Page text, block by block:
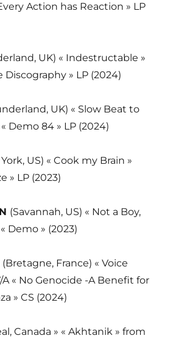
Action has Reaction » LP
UK) « Indestructable »
» LP (2024)
UK) « Slow Beat to
Demo 84 » LP (2024)
US) « Cook my Brain »
» LP (2023)
(Savannah, US) « Not a Boy,
Demo » (2023)
(Bretagne, France) « Voice
« No Genocide -A Benefit for
» CS (2024)
Canada » « Akhtanik » from